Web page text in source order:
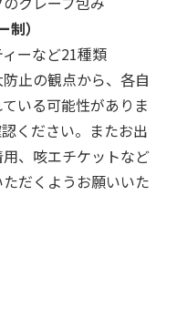
）
ーなど21種類
止の観点から、各自
いる可能性がありま
ください。またお出
、咳エチケットなど
だくようお願いいた